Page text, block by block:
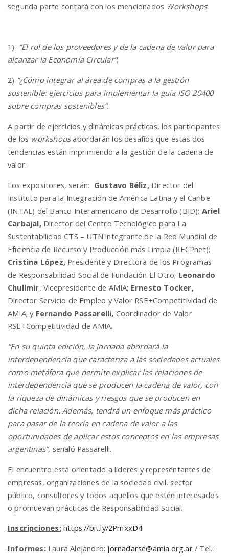
segunda parte contará con los mencionados Workshops:
1) “El rol de los proveedores y de la cadena de valor para
alcanzar la Economía Circular”;
2) “¿Cómo integrar al área de compras a la gestión
sostenible: ejercicios para implementar la guía ISO 20400
sobre compras sostenibles”.
A partir de ejercicios y dinámicas prácticas, los participantes
de los workshopsabordarán los desafíos que estas dos
tendencias están imprimiendo a la gestión de la cadena de
valor.
Los expositores, serán: Gustavo Béliz, Director del
Instituto para la Integración de América Latina y el Caribe
(INTAL) del Banco Interamericano de Desarrollo (BID); Ariel
Carbajal, Director del Centro Tecnológico para La
Sustentabilidad CTS – UTN integrante de la Red Mundial de
Eficiencia de Recurso y Producción más Limpia (RECPnet);
Cristina López, Presidente y Directora de los Programas
de Responsabilidad Social de Fundación El Otro; Leonardo
Chullmir, Vicepresidente de AMIA; Ernesto Tocker,
Director Servicio de Empleo y Valor RSE+Competitividad de
AMIA; y Fernando Passarelli, Coordinador de Valor
RSE+Competitividad de AMIA.
“En su quinta edición, la Jornada abordará la
interdependencia que caracteriza a las sociedades actuales
como metáfora que permite explicar las relaciones de
interdependencia que se producen la cadena de valor, con
la riqueza de dinámicas y riesgos que se producen en
dicha relación. Además, tendrá un enfoque más práctico
para pasar de la teoría en cadena de valor a las
oportunidades de aplicar estos conceptos en las empresas
argentinas”, señaló Passarelli.
El encuentro está orientado a líderes y representantes de
empresas, organizaciones de la sociedad civil, sector
público, consultores y todos aquellos que estén interesados
o promuevan prácticas de Responsabilidad Social.
Inscripciones: https://bit.ly/2PmxxD4
Informes:Laura Alejandro: jornadarse@amia.org.ar/ Tel.: